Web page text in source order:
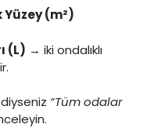
(m²)
(L) → iki ondalıklı
“Tüm odalar